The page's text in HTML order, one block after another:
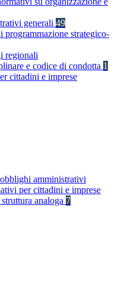
generali 49
programmazione strategico-
regionali
e codice di condotta 1
cittadini e imprese
amministrativi
per cittadini e imprese
analoga 7